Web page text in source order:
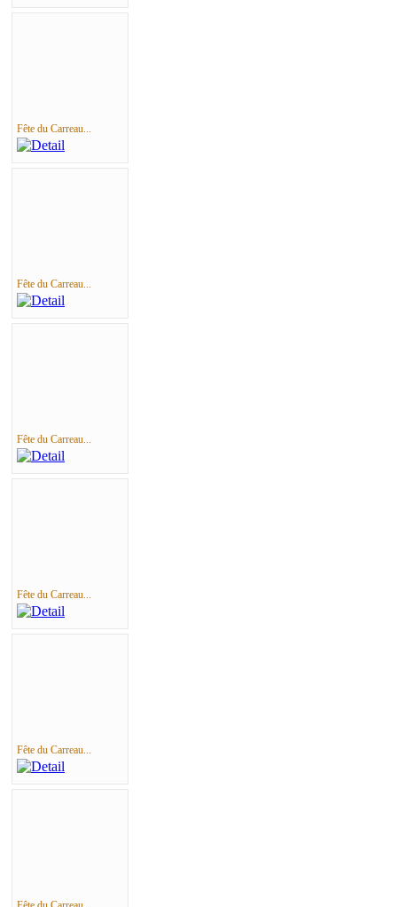
Fête du Carreau...
Fête du Carreau...
Fête du Carreau...
Fête du Carreau...
Fête du Carreau...